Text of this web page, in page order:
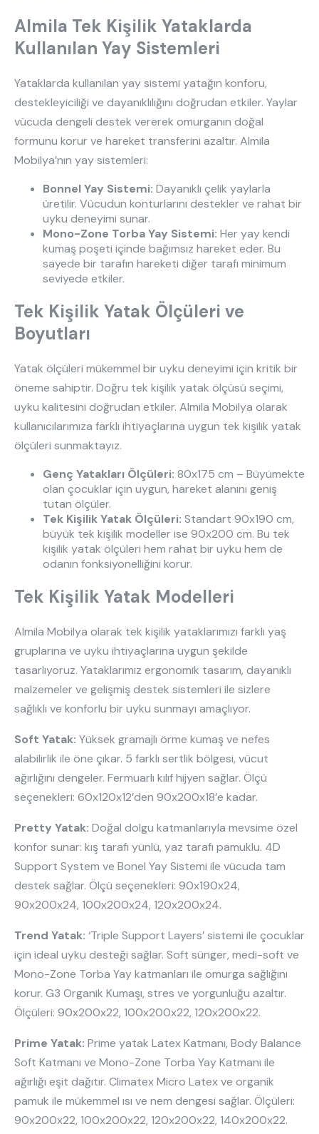
Almila Tek Kişilik Yataklarda
Kullanılan Yay Sistemleri
Yataklarda kullanılan yay sistemi yatağın konforu,
destekleyiciliği ve dayanıklılığını doğrudan etkiler. Yaylar
vücuda dengeli destek vererek omurganın doğal
formunu korur ve hareket transferini azaltır. Almila
Mobilya’nın yay sistemleri:
Bonnel Yay Sistemi: Dayanıklı çelik yaylarla
üretilir. Vücudun konturlarını destekler ve rahat bir
uyku deneyimi sunar.
Mono-Zone Torba Yay Sistemi: Her yay kendi
kumaş poşeti içinde bağımsız hareket eder. Bu
sayede bir tarafın hareketi diğer tarafı minimum
seviyede etkiler.
Tek Kişilik Yatak Ölçüleri ve
Boyutları
Yatak ölçüleri mükemmel bir uyku deneyimi için kritik bir
öneme sahiptir. Doğru tek kişilik yatak ölçüsü seçimi,
uyku kalitesini doğrudan etkiler. Almila Mobilya olarak
kullanıcılarımıza farklı ihtiyaçlarına uygun tek kişilik yatak
ölçüleri sunmaktayız.
Genç Yatakları Ölçüleri: 80x175 cm – Büyümekte
olan çocuklar için uygun, hareket alanını geniş
tutan ölçüler.
Tek Kişilik Yatak Ölçüleri: Standart 90x190 cm,
büyük tek kişilik modeller ise 90x200 cm. Bu tek
kişilik yatak ölçüleri hem rahat bir uyku hem de
odanın fonksiyonelliğini korur.
Tek Kişilik Yatak Modelleri
Almila Mobilya olarak tek kişilik yataklarımızı farklı yaş
gruplarına ve uyku ihtiyaçlarına uygun şekilde
tasarlıyoruz. Yataklarımız ergonomik tasarım, dayanıklı
malzemeler ve gelişmiş destek sistemleri ile sizlere
sağlıklı ve konforlu bir uyku sunmayı amaçlıyor.
Soft Yatak: Yüksek gramajlı örme kumaş ve nefes
alabilirlik ile öne çıkar. 5 farklı sertlik bölgesi, vücut
ağırlığını dengeler. Fermuarlı kılıf hijyen sağlar. Ölçü
seçenekleri: 60x120x12’den 90x200x18’e kadar.
Pretty Yatak: Doğal dolgu katmanlarıyla mevsime özel
konfor sunar: kış tarafı yünlü, yaz tarafı pamuklu. 4D
Support System ve Bonel Yay Sistemi ile vücuda tam
destek sağlar. Ölçü seçenekleri: 90x190x24,
90x200x24, 100x200x24, 120x200x24.
Trend Yatak: ‘Triple Support Layers’ sistemi ile çocuklar
için ideal uyku desteği sağlar. Soft sünger, medi-soft ve
Mono-Zone Torba Yay katmanları ile omurga sağlığını
korur. G3 Organik Kumaşı, stres ve yorgunluğu azaltır.
Ölçüleri: 90x200x22, 100x200x22, 120x200x22.
Prime Yatak: Prime yatak Latex Katmanı, Body Balance
Soft Katmanı ve Mono-Zone Torba Yay Katmanı ile
ağırlığı eşit dağıtır. Climatex Micro Latex ve organik
pamuk ile mükemmel ısı ve nem dengesi sağlar. Ölçüleri:
90x200x22, 100x200x22, 120x200x22, 140x200x22.